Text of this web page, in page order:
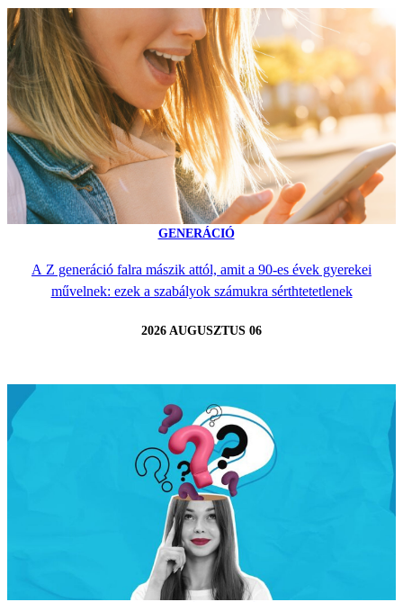
GENERÁCIÓ
A Z generáció falra mászik attól, amit a 90-es évek gyerekei
művelnek: ezek a szabályok számukra sérthtetetlenek
2026 AUGUSZTUS 06